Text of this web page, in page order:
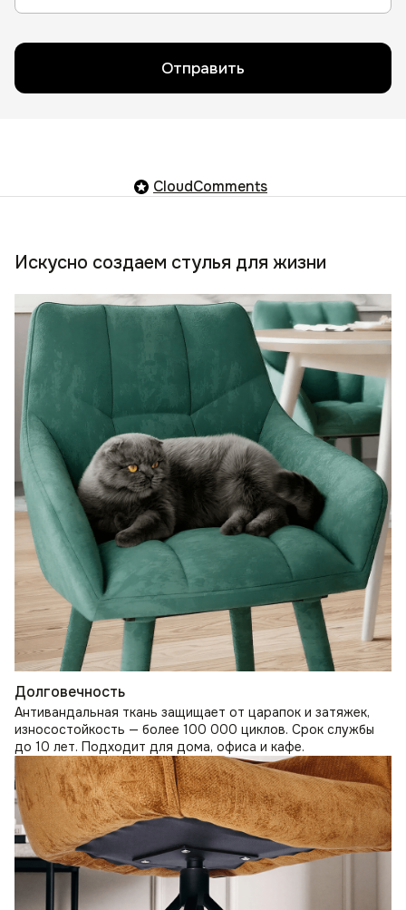
Отправить
CloudComments
Искусно создаем стулья для жизни
Долговечность
Антивандальная ткань защищает от царапок и затяжек,
износостойкость — более 100 000 циклов. Срок службы
до 10 лет. Подходит для дома, офиса и кафе.